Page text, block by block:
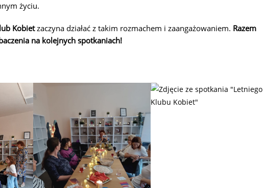
życiu.
Kobietzaczyna działać z takim rozmachem i zaangażowaniem. Razem
na kolejnych spotkaniach!